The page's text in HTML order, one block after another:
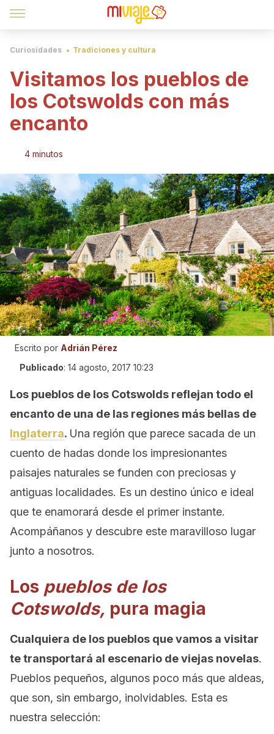
Curiosidades Tradiciones y cultura
Visitamos los pueblos de
los Cotswolds con más
encanto
4 minutos
Escrito por Adrián Pérez
Publicado: 14 agosto, 2017 10:23
Los pueblos de los Cotswolds reflejan todo el
encanto de una de las regiones más bellas de
Inglaterra. Una región que parece sacada de un
cuento de hadas donde los impresionantes
paisajes naturales se funden con preciosas y
antiguas localidades. Es un destino único e ideal
que te enamorará desde el primer instante.
Acompáñanos y descubre este maravilloso lugar
junto a nosotros.
Los pueblos de los
Cotswolds, pura magia
Cualquiera de los pueblos que vamos a visitar
te transportará al escenario de viejas novelas.
Pueblos pequeños, algunos poco más que aldeas,
que son, sin embargo, inolvidables. Esta es
nuestra selección: